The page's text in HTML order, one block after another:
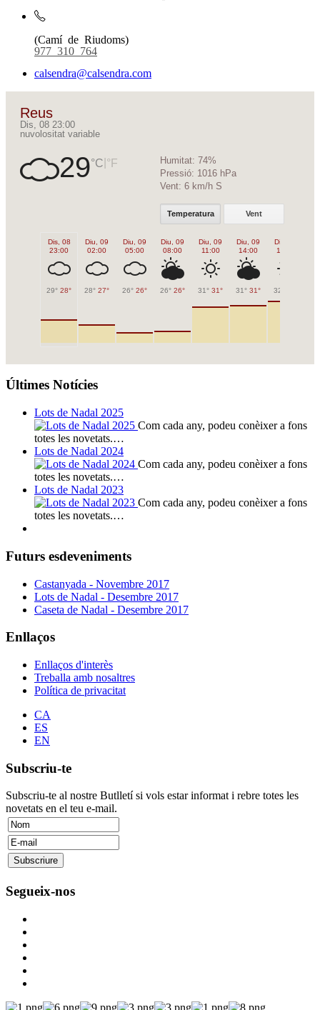
(Camí de Riudoms)
977 310 764
calsendra@calsendra.com
Reus
Dis, 08 23:00
nuvolositat variable
29°C °F Humitat: 74%
Pressió: 1016 hPa
Vent: 6 km/h S
Temperatura Vent
Dis, 08
23:00
29° 28°
Diu, 09
02:00
28° 27°
Diu, 09
05:00
26° 26°
Diu, 09
08:00
26° 26°
Diu, 09
11:00
31° 31°
Diu, 09
14:00
31° 31°
Diu, 09
17:00
32°
Últimes Notícies
Lots de Nadal 2025
Com cada any, podeu conèixer a fons
totes les novetats.…
Lots de Nadal 2024
Com cada any, podeu conèixer a fons
totes les novetats.…
Lots de Nadal 2023
Com cada any, podeu conèixer a fons
totes les novetats.…
Futurs esdeveniments
Castanyada - Novembre 2017
Lots de Nadal - Desembre 2017
Caseta de Nadal - Desembre 2017
Enllaços
Enllaços d'interès
Treballa amb nosaltres
Política de privacitat
CA
ES
EN
Subscriu-te
Subscriu-te al nostre Butlletí si vols estar informat i rebre totes les
novetats en el teu e-mail.
Segueix-nos